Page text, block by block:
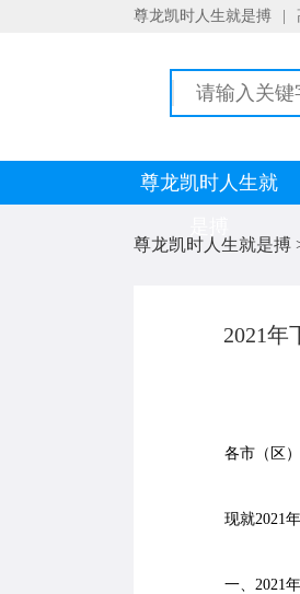
尊龙凯时人生就是搏
尊龙凯时人生就
尊龙凯时人生就是搏
2021年
各市（区）
现就2021年
一、2021年